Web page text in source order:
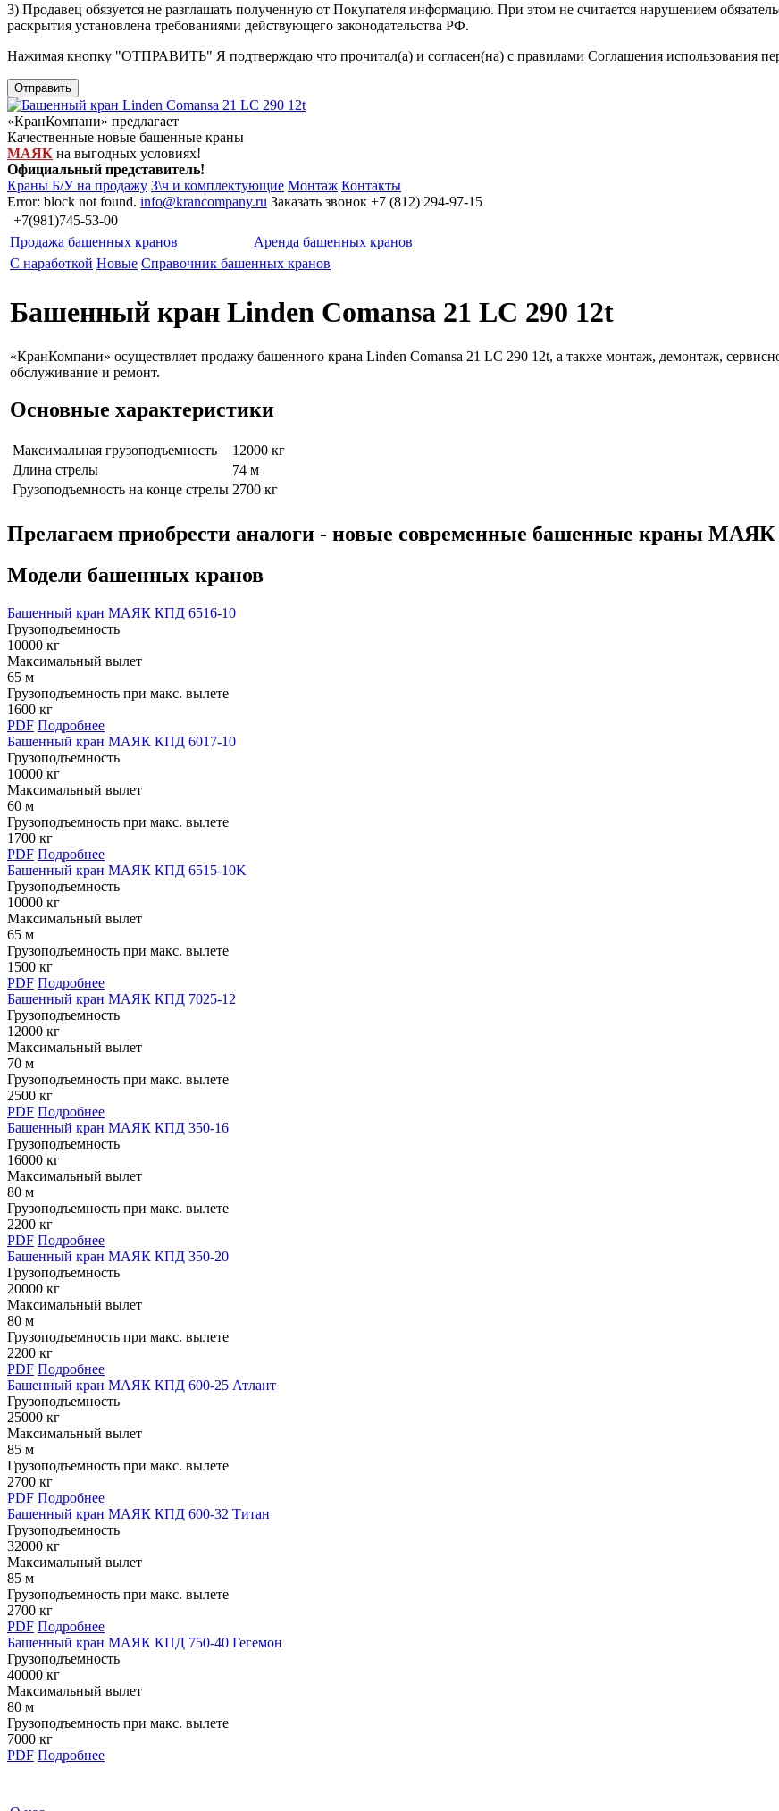
3) Продавец обязуется не разглашать полученную от Покупателя информацию. При этом не считается нарушением
раскрытия установлена требованиями действующего законодательства РФ.
Нажимая кнопку "ОТПРАВИТЬ" Я подтверждаю что прочитал(а) и согласен(на) с правилами Соглашения использования
Отправить
«КранКомпани» предлагает
Качественные новые башенные краны
МАЯК на выгодных условиях!
Официальный представитель!
Краны Б/У на продажу З\ч и комплектующие Монтаж Контакты
Error: block not found. info@krancompany.ru Заказать звонок +7 (812) 294-97-15
+7(981)745-53-00
Продажа башенных кранов
Аренда башенных кранов
С наработкой Новые Справочник башенных кранов
Башенный кран Linden Comansa 21 LC 290 12t
«КранКомпани» осуществляет продажу башенного крана Linden Comansa 21 LC 290 12t, а также монтаж, демонтаж,
обслуживание и ремонт.
Основные характеристики
Максимальная грузоподъемность
12000 кг
Длина стрелы
74 м
Грузоподъемность на конце стрелы 2700 кг
Прелагаем приобрести аналоги - новые современные башенные краны МАЯК
Модели башенных кранов
Башенный кран МАЯК КПД 6516-10
Грузоподъемность
10000 кг
Максимальный вылет
65 м
Грузоподъемность при макс. вылете
1600 кг
PDF Подробнее
Башенный кран МАЯК КПД 6017-10
Грузоподъемность
10000 кг
Максимальный вылет
60 м
Грузоподъемность при макс. вылете
1700 кг
PDF Подробнее
Башенный кран МАЯК КПД 6515-10K
Грузоподъемность
10000 кг
Максимальный вылет
65 м
Грузоподъемность при макс. вылете
1500 кг
PDF Подробнее
Башенный кран МАЯК КПД 7025-12
Грузоподъемность
12000 кг
Максимальный вылет
70 м
Грузоподъемность при макс. вылете
2500 кг
PDF Подробнее
Башенный кран МАЯК КПД 350-16
Грузоподъемность
16000 кг
Максимальный вылет
80 м
Грузоподъемность при макс. вылете
2200 кг
PDF Подробнее
Башенный кран МАЯК КПД 350-20
Грузоподъемность
20000 кг
Максимальный вылет
80 м
Грузоподъемность при макс. вылете
2200 кг
PDF Подробнее
Башенный кран МАЯК КПД 600-25 Атлант
Грузоподъемность
25000 кг
Максимальный вылет
85 м
Грузоподъемность при макс. вылете
2700 кг
PDF Подробнее
Башенный кран МАЯК КПД 600-32 Титан
Грузоподъемность
32000 кг
Максимальный вылет
85 м
Грузоподъемность при макс. вылете
2700 кг
PDF Подробнее
Башенный кран МАЯК КПД 750-40 Гегемон
Грузоподъемность
40000 кг
Максимальный вылет
80 м
Грузоподъемность при макс. вылете
7000 кг
PDF Подробнее